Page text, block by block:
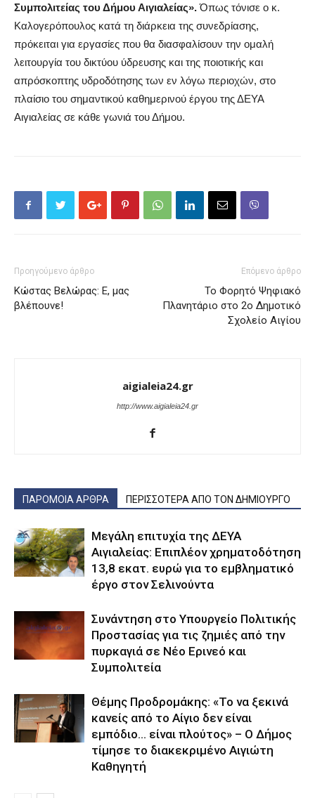
Συμπολιτείας του Δήμου Αιγιαλείας».Όπως τόνισε ο κ.
Καλογερόπουλος κατά τη διάρκεια της συνεδρίασης,
πρόκειται για εργασίες που θα διασφαλίσουν την ομαλή
λειτουργία του δικτύου ύδρευσης και της ποιοτικής και
απρόσκοπτης υδροδότησης των εν λόγω περιοχών, στο
πλαίσιο του σημαντικού καθημερινού έργου της ΔΕΥΑ
Αιγιαλείας σε κάθε γωνιά του Δήμου.
Προηγούμενο άρθρο
Κώστας Βελώρας: Ε, μας
βλέπουνε!
Επόμενο άρθρο
Το Φορητό Ψηφιακό
Πλανητάριο στο 2ο Δημοτικό
Σχολείο Αιγίου
aigialeia24.gr
http://www.aigialeia24.gr
ΠΑΡΟΜΟΙΑ ΑΡΘΡΑ ΠΕΡΙΣΣΟΤΕΡΑ ΑΠΟ ΤΟΝ ΔΗΜΙΟΥΡΓΟ
Μεγάλη επιτυχία της ΔΕΥΑ
Αιγιαλείας: Επιπλέον χρηματοδότηση
13,8 εκατ. ευρώ για το εμβληματικό
έργο στον Σελινούντα
Συνάντηση στο Υπουργείο Πολιτικής
Προστασίας για τις ζημιές από την
πυρκαγιά σε Νέο Ερινεό και
Συμπολιτεία
Θέμης Προδρομάκης: «Το να ξεκινά
κανείς από το Αίγιο δεν είναι
εμπόδιο… είναι πλούτος» – O Δήμος
τίμησε το διακεκριμένο Αιγιώτη
Καθηγητή